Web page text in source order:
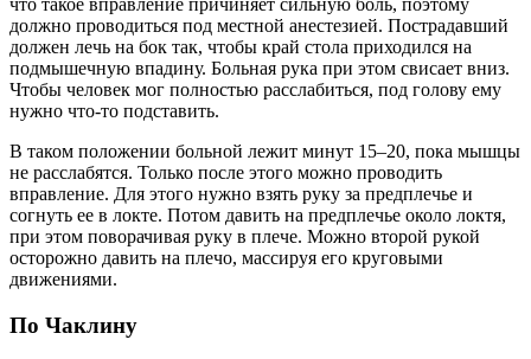
что такое вправление причиняет сильную боль, поэтому
должно проводиться под местной анестезией. Пострадавший
должен лечь на бок так, чтобы край стола приходился на
подмышечную впадину. Больная рука при этом свисает вниз.
Чтобы человек мог полностью расслабиться, под голову ему
нужно что-то подставить.
В таком положении больной лежит минут 15–20, пока мышцы
не расслабятся. Только после этого можно проводить
вправление. Для этого нужно взять руку за предплечье и
согнуть ее в локте. Потом давить на предплечье около локтя,
при этом поворачивая руку в плече. Можно второй рукой
осторожно давить на плечо, массируя его круговыми
движениями.
По Чаклину